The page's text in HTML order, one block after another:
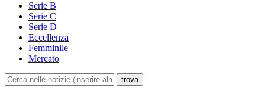
Serie B
Serie C
Serie D
Eccellenza
Femminile
Mercato